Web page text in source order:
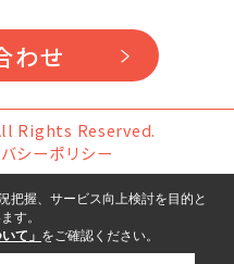
わせ
Rights Reserved.
シーポリシー
把握、サービス向上検討を目的と
す。
て」 をご確認ください。